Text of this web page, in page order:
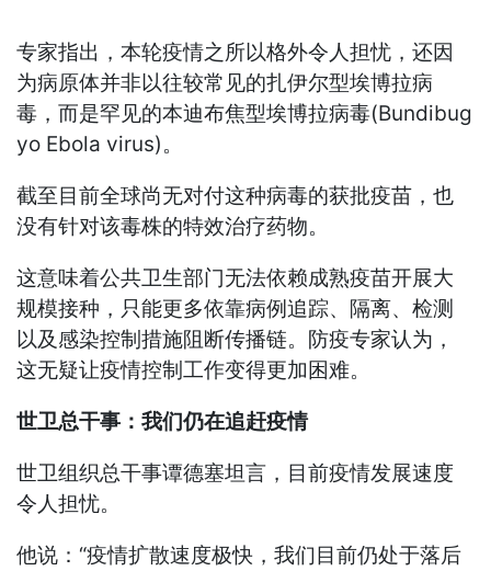
专家指出，本轮疫情之所以格外令人担忧，还因
为病原体并非以往较常见的扎伊尔型埃博拉病
毒，而是罕见的本迪布焦型埃博拉病毒(Bundibug
yo Ebola virus)。
截至目前全球尚无对付这种病毒的获批疫苗，也
没有针对该毒株的特效治疗药物。
这意味着公共卫生部门无法依赖成熟疫苗开展大
规模接种，只能更多依靠病例追踪、隔离、检测
以及感染控制措施阻断传播链。防疫专家认为，
这无疑让疫情控制工作变得更加困难。
世卫总干事：我们仍在追赶疫情
世卫组织总干事谭德塞坦言，目前疫情发展速度
令人担忧。
他说：“疫情扩散速度极快，我们目前仍处于落后